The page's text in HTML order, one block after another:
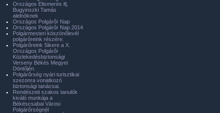
Országos Elismerés ifj.
Bugyinszki Tamás
alelnöknek
Országos Polgárőr Nap
Országos Polgárőr Nap 2014
Polgármesteri köszönőlevél
polgárőreink részére.
Polgárőreink Sikere a X.
Országos Polgárőr
Közlekedésbiztonsági
Verseny Békés Megyei
Döntőjén.
Polgárőrség nyári turisztikai
szezonra vonatkozó
biztonsági tanácsai.
Rendészeti szakos tanulók
kiváló munkája a
Békéscsabai Városi
Polgárőrségnél